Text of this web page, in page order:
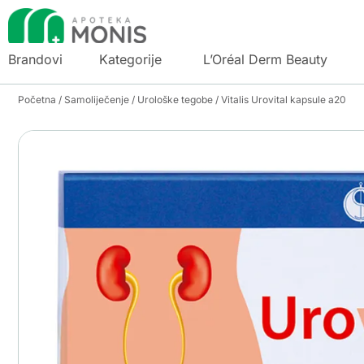
Brandovi Kategorije L’Oréal Derm Beauty
Početna / Samoliječenje / Urološke tegobe / Vitalis Urovital kapsule a20